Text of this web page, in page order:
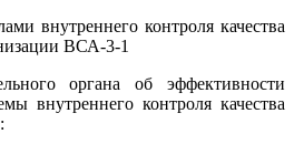
внутреннего контроля качества
ВСА-3-1
органа об эффективности
внутреннего контроля качества